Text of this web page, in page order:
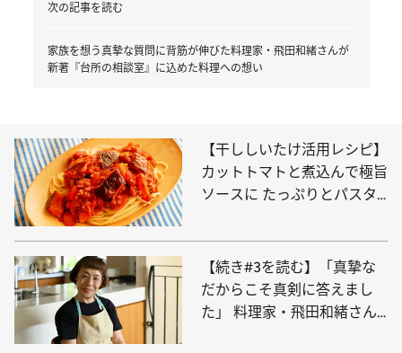
次の記事を読む
家族を想う真摯な質問に背筋が伸びた料理家・飛田和緒さんが
新著『台所の相談室』に込めた料理への想い
【干ししいたけ活用レシピ】
カットトマトと煮込んで極旨
ソースに たっぷりとパスタ
【続き#3を読む】「真摯な
だからこそ真剣に答えまし
た」 料理家・飛田和緒さん